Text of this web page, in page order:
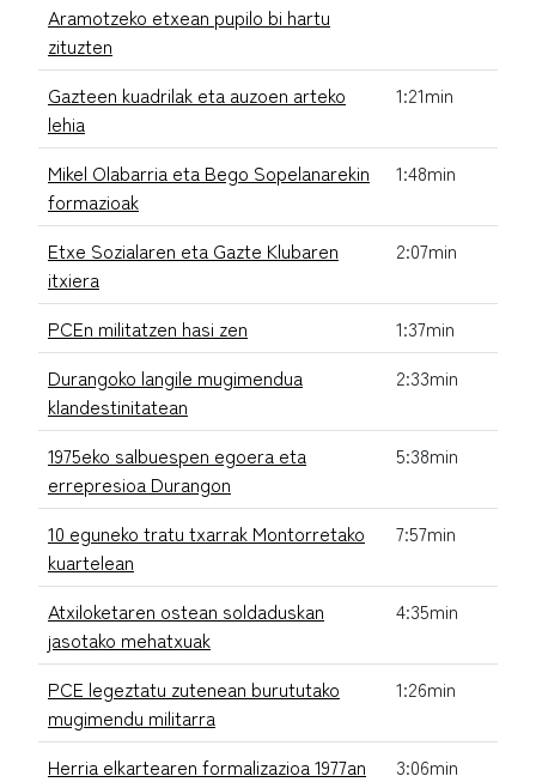
Aramotzeko etxean pupilo bi hartu
zituzten
Gazteen kuadrilak eta auzoen arteko
lehia
1:21min
Mikel Olabarria eta Bego Sopelanarekin
formazioak
1:48min
Etxe Sozialaren eta Gazte Klubaren
itxiera
2:07min
PCEn militatzen hasi zen
1:37min
Durangoko langile mugimendua
klandestinitatean
2:33min
1975eko salbuespen egoera eta
errepresioa Durangon
5:38min
10 eguneko tratu txarrak Montorretako
kuartelean
7:57min
Atxiloketaren ostean soldaduskan
jasotako mehatxuak
4:35min
PCE legeztatu zutenean burututako
mugimendu militarra
1:26min
Herria elkartearen formalizazioa 1977an
3:06min